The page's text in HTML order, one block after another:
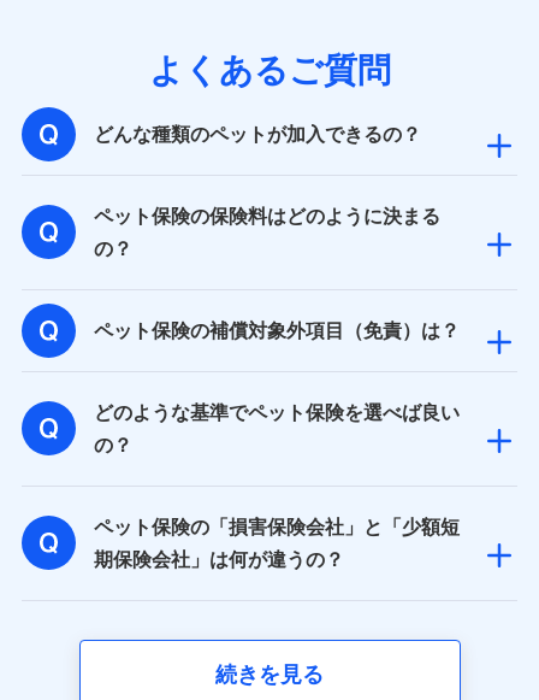
当社は利用目的の達成に必要な範囲内において個人情報
の取り扱いの全部または一部を委託する場合がありま
す。
当社は株式会社NTTドコモとの間で、以下のとおり個
人データを共同利用します。
【共同して利用される利用データの項目】
当社又は株式会社NTTドコモがサービス提供等を通じて
基本情報
氏名、電話番号、メールアドレス、お客さまの識別子、属
性、連絡先、dポイントサービスのご利用に関する情報。例
として、dポイントカード番号、性別、年齢、家族構成、住
利用情報
当社又は株式会社NTTドコモが提供する各種サービスなどの
ご契約・ご利用などに関する情報。例として、当社又は株式
会社NTTドコモが提供する各種サービスのご契約状態・ご利
ーション利用時の行動に関する情報、購入されたサービスや
商品の名称・購入場所・決済に関する情報、アンケートの回
答に関する情報などが含まれます。
よくあるご質問
どんな種類のペットが加入できるの？
ペット保険の保険料はどのように決まる
の？
ペット保険の補償対象外項目（免責）は？
どのような基準でペット保険を選べば良い
の？
ペット保険の「損害保険会社」と「少額短
期保険会社」は何が違うの？
続きを見る